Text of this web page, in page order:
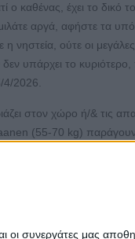
οι συνεργάτες μας
ο καθένας, έχει το
αργά, αφήστε τα
η νηστεία, ούτε οι
υπάρχει το
4/2026.
στον χώρο ή/&
(55-70 kg)
όπου καμία φυλή δεν
η κατσίκα των αστικών
Τα μεγάλα κατσίκια
Η κτηνοτροφική